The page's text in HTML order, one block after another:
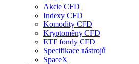
Akcie CFD
Indexy CFD
Komodity CFD
Kryptoměny CFD
ETF fondy CFD
Specifikace nástrojů
SpaceX